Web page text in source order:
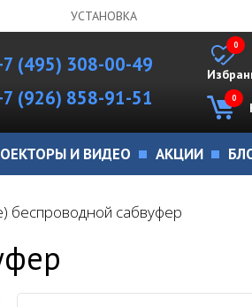
УСТАНОВКА
(495) 308-00-49
(926) 858-91-51
0
0
И ВИДЕО АКЦИИ
беспроводной сабвуфер